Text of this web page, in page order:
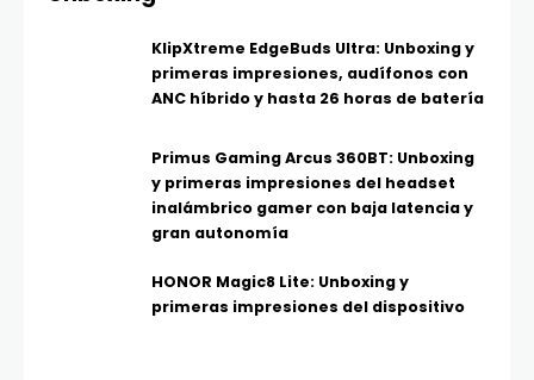
KlipXtreme EdgeBuds Ultra: Unboxing y
primeras impresiones, audífonos con
ANC híbrido y hasta 26 horas de batería
Primus Gaming Arcus 360BT: Unboxing
y primeras impresiones del headset
inalámbrico gamer con baja latencia y
gran autonomía
HONOR Magic8 Lite: Unboxing y
primeras impresiones del dispositivo